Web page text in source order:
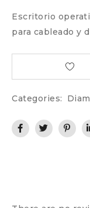
Escritorio
para cableado y
Categories: